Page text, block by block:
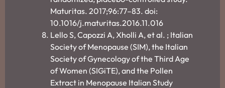
Maturitas. 2017;96:77–83. doi:
10.1016/j.maturitas.2016.11.016
Lello S, Capozzi A, Xholli A, et al. ; Italian
Society of Menopause (SIM), the Italian
Society of Gynecology of the Third Age
of Women (SIGiTE), and the Pollen
Extract in Menopause Italian Study